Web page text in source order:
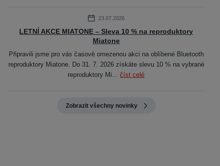
23.07.2026
LETNÍ AKCE MIATONE – Sleva 10 % na reproduktory
Miatone
Připravili jsme pro vás časově omezenou akci na oblíbené Bluetooth
reproduktory Miatone. Do 31. 7. 2026 získáte slevu 10 % na vybrané
reproduktory Mi...číst celé
Zobrazit všechny novinky